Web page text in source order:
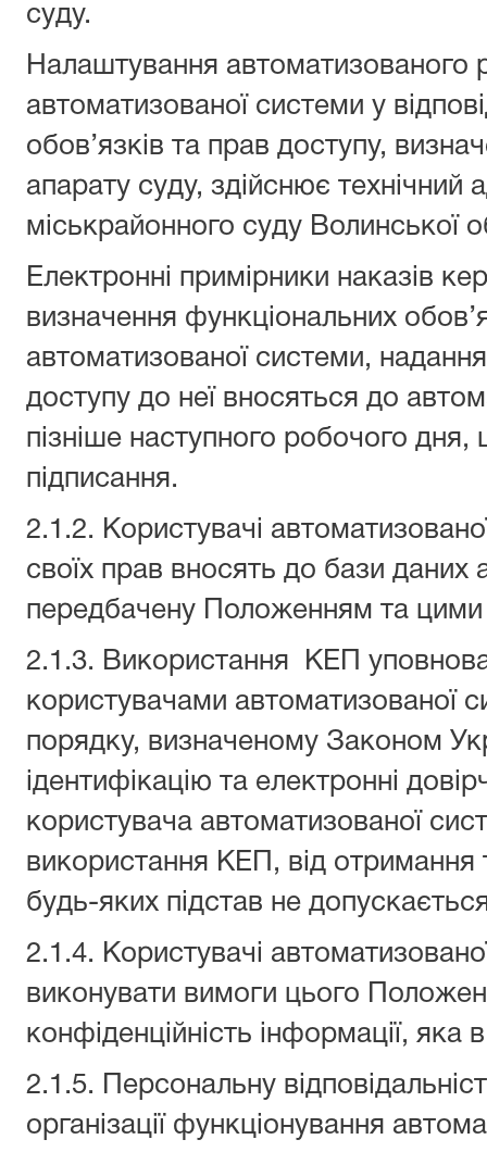
суду.
Налаштування автоматизованого
автоматизованої системи у
обов’язків та прав доступу,
апарату суду, здійснює технічний
міськрайонного суду Волинської
Електронні примірники наказів
визначення функціональних
автоматизованої системи,
доступу до неї вносяться до
пізніше наступного робочого дня,
підписання.
2.1.2. Користувачі
своїх прав вносять до бази даних
передбачену Положенням та
2.1.3. Використання КЕП
користувачами автоматизованої
порядку, визначеному Законом
ідентифікацію та електронні
користувача автоматизованої
використання КЕП, від
будь-яких підстав не
2.1.4. Користувачі
виконувати вимоги цього
конфіденційність інформації, яка
2.1.5. Персональну
організації функціонування